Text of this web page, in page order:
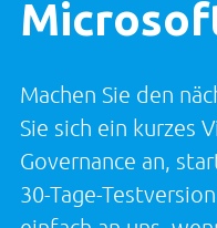
Machen Sie den
Sie sich ein kurzes
Governance an,
30-Tage-